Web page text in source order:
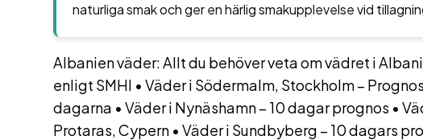
naturliga smak och ger en härlig smakupplevelse vid
Albanien väder: Allt du behöver veta om vädret i
enligt SMHI • Väder i Södermalm, Stockholm –
dagarna • Väder i Nynäshamn – 10 dagar prognos •
Protaras, Cypern • Väder i Sundbyberg – 10 dagars